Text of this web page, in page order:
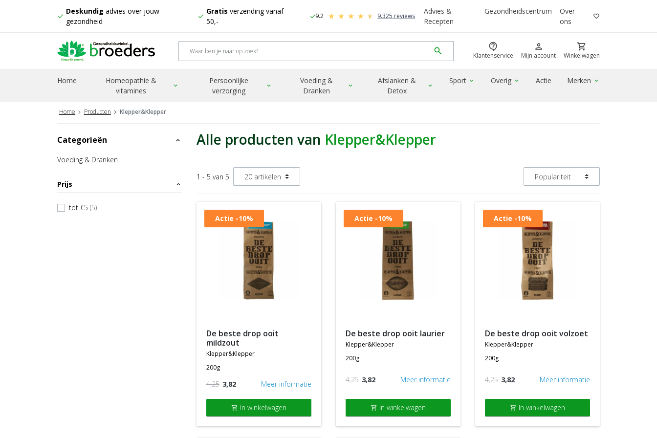
check
Deskundig advies over jouw
gezondheid
check
Gratis verzending vanaf
50,-
check9.2 9.325 reviews
Advies &
Recepten
Gezondheidscentrum
Over
ons
favorite_border
search contact_support
Klantenservice
person
Mijn account
shopping_cart
Winkelwagen
Home
Homeopathie &
vitamines
expand_more
Persoonlijke
verzorging
expand_more
Voeding &
Dranken
expand_more
Afslanken &
Detox
expand_more
Sport expand_more Overig expand_more Actie Merken expand_more
Home Producten Klepper&Klepper
Categorieën expand_less
Voeding & Dranken
Prijs expand_less
tot €5 (5)
Alle producten van Klepper&Klepper
1 - 5 van 5
Actie -10%
de beste drop ooit
mildzout
klepper&klepper
200g
4,25 3,82 Meer informatie
shopping_cart In winkelwagen
Actie -10%
de beste drop ooit laurier
klepper&klepper
200g
4,25 3,82 Meer informatie
shopping_cart In winkelwagen
Actie -10%
de beste drop ooit volzoet
klepper&klepper
200g
4,25 3,82 Meer informatie
shopping_cart In winkelwagen